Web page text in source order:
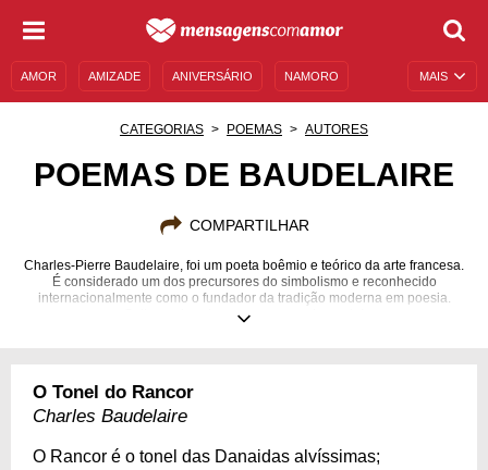
MAIS
AMOR AMIZADE ANIVERSÁRIO NAMORO
CATEGORIAS POEMAS AUTORES
POEMAS DE BAUDELAIRE
COMPARTILHAR
Charles-Pierre Baudelaire, foi um poeta boêmio e teórico da arte francesa.
É considerado um dos precursores do simbolismo e reconhecido
internacionalmente como o fundador da tradição moderna em poesia.
Saiba mais sobre esse renomado poeta!
O Tonel do Rancor
Charles Baudelaire
O Rancor é o tonel das Danaidas alvíssimas;